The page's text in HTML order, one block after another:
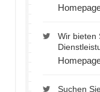
Wir bieten
Suchen